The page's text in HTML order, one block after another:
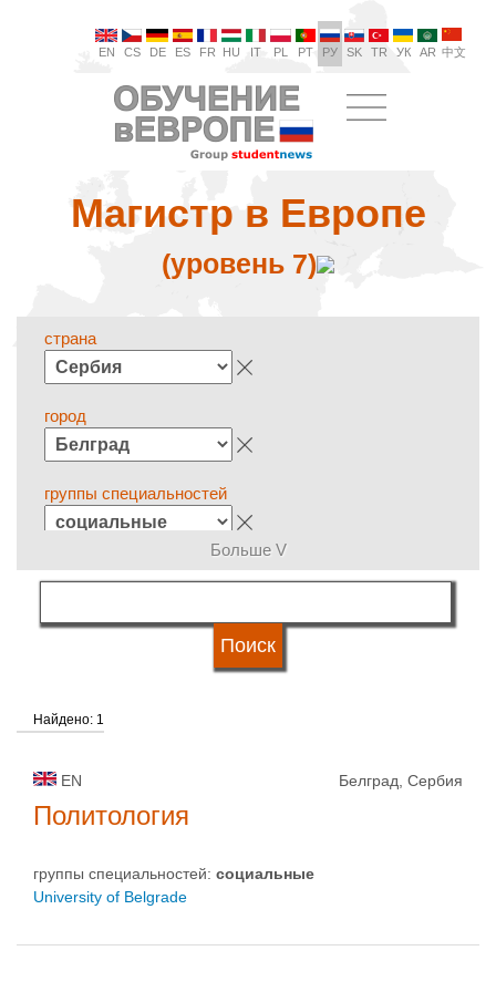
EN CS DE ES FR HU IT PL PT РУ SK TR УК AR 中文
Магистр в Европе
(уровень 7)
страна
город
группы специальностей
язык обучения
Больше V
Найдено: 1
EN Белград, Сербия
Политология
группы специальностей: социальные
University of Belgrade